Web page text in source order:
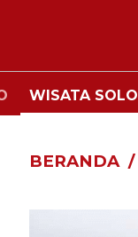
WISATA SOLO
BERANDA/